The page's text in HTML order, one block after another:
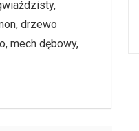
drzewo
mech dębowy,